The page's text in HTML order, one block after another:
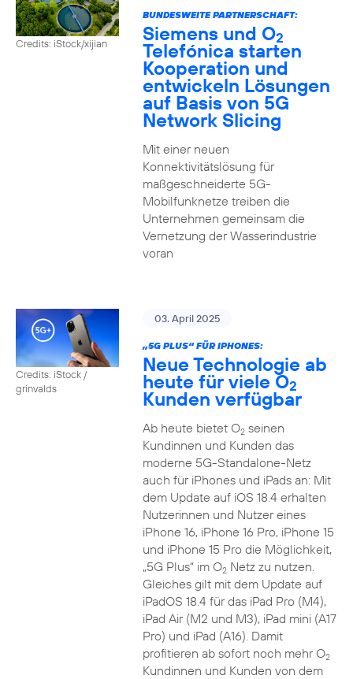
Credits: iStock/xijian
BUNDESWEITE PARTNERSCHAFT:
Siemens und O2
Telefónica starten
Kooperation und
entwickeln Lösungen
auf Basis von 5G
Network Slicing
Mit einer neuen
Konnektivitätslösung für
maßgeschneiderte 5G-
Mobilfunknetze treiben die
Unternehmen gemeinsam die
Vernetzung der Wasserindustrie
voran
Credits: iStock /
grinvalds
03. April 2025
„5G PLUS“ FÜR IPHONES:
Neue Technologie ab
heute für viele O2
Kunden verfügbar
Ab heute bietet O2seinen
Kundinnen und Kunden das
moderne 5G-Standalone-Netz
auch für iPhones und iPads an: Mit
dem Update auf iOS 18.4 erhalten
Nutzerinnen und Nutzer eines
iPhone 16, iPhone 16 Pro, iPhone 15
und iPhone 15 Pro die Möglichkeit,
„5G Plus“ im O2Netz zu nutzen.
Gleiches gilt mit dem Update auf
iPadOS 18.4 für das iPad Pro (M4),
iPad Air (M2 und M3), iPad mini (A17
Pro) und iPad (A16). Damit
profitieren ab sofort noch mehr O2
Kundinnen und Kunden von dem